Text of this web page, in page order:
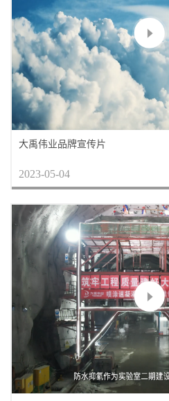
大禹伟业品牌宣传片
2023-05-04